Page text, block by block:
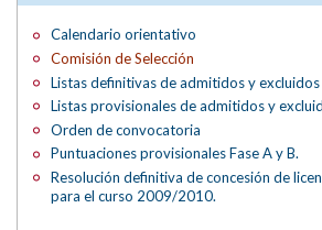
Calendario orientativo
Comisión de Selección
Listas definitivas de admitidos y excluidos
Listas provisionales de admitidos y
Orden de convocatoria
Puntuaciones provisionales Fase A y B.
Resolución definitiva de concesión de
para el curso 2009/2010.